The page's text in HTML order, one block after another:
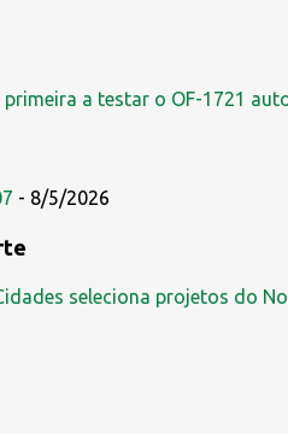
primeira a testar o OF-1721
- 8/5/2026
seleciona projetos do